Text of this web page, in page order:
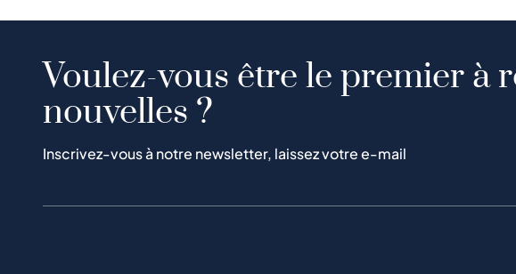
Voulez-vous être le premier à
nouvelles ?
Inscrivez-vous à notre newsletter, laissez votre e-mail